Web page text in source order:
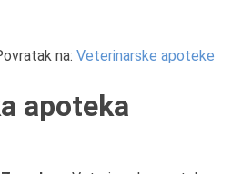
na: Veterinarske apoteke
apoteka